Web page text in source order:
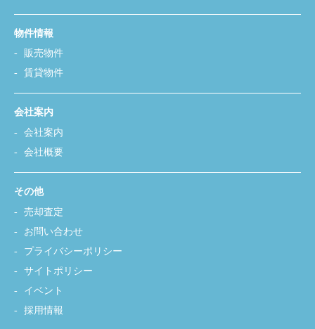
物件情報
販売物件
賃貸物件
会社案内
会社案内
会社概要
その他
売却査定
お問い合わせ
プライバシーポリシー
サイトポリシー
イベント
採用情報